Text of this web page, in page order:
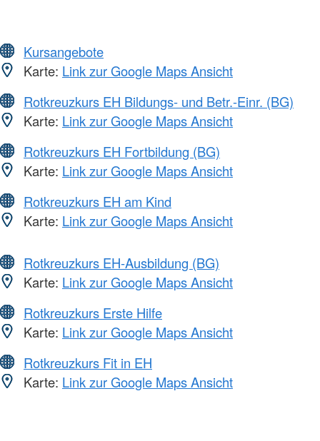
Kursangebote
Karte: Link zur Google Maps Ansicht
Rotkreuzkurs EH Bildungs- und Betr.-Einr. (BG)
Karte: Link zur Google Maps Ansicht
Rotkreuzkurs EH Fortbildung (BG)
Karte: Link zur Google Maps Ansicht
Rotkreuzkurs EH am Kind
Karte: Link zur Google Maps Ansicht
Rotkreuzkurs EH-Ausbildung (BG)
Karte: Link zur Google Maps Ansicht
Rotkreuzkurs Erste Hilfe
Karte: Link zur Google Maps Ansicht
Rotkreuzkurs Fit in EH
Karte: Link zur Google Maps Ansicht